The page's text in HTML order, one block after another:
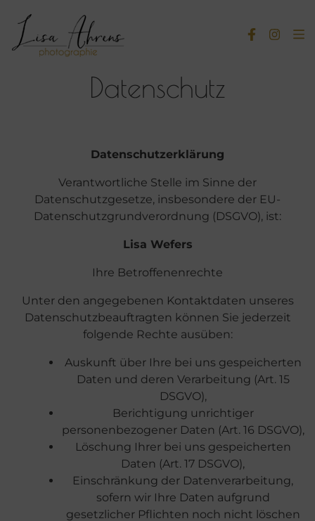
Datenschutz
Datenschutzerklärung
Verantwortliche Stelle im Sinne der
Datenschutzgesetze, insbesondere der EU-
Datenschutzgrundverordnung (DSGVO), ist:
Lisa Wefers
Ihre Betroffenenrechte
Unter den angegebenen Kontaktdaten unseres
Datenschutzbeauftragten können Sie jederzeit
folgende Rechte ausüben:
Auskunft über Ihre bei uns gespeicherten
Daten und deren Verarbeitung (Art. 15
DSGVO),
Berichtigung unrichtiger
personenbezogener Daten (Art. 16 DSGVO),
Löschung Ihrer bei uns gespeicherten
Daten (Art. 17 DSGVO),
Einschränkung der Datenverarbeitung,
sofern wir Ihre Daten aufgrund
gesetzlicher Pflichten noch nicht löschen